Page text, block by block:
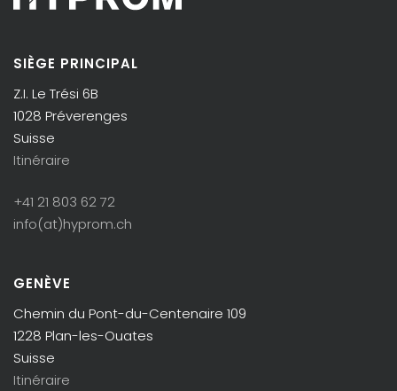
SIÈGE PRINCIPAL
Z.I. Le Trési 6B
1028 Préverenges
Suisse
Itinéraire
+41 21 803 62 72
info(at)hyprom.ch
GENÈVE
Chemin du Pont-du-Centenaire 109
1228 Plan-les-Ouates
Suisse
Itinéraire